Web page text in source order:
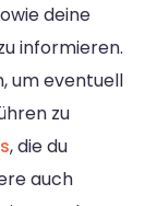
deine
informieren.
um eventuell
zu
, die du
auch